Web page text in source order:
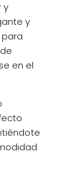
y
y
en el